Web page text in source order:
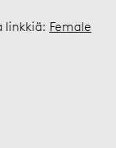
linkkiä: Female